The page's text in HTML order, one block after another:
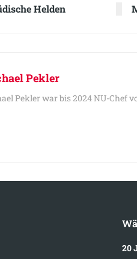
Helden
Pekler
Pekler war bis 2024 NU-Chef
20